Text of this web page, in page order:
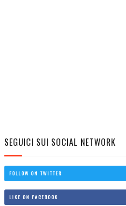
SEGUICI SUI SOCIAL NETWORK
FOLLOW ON TWITTER
LIKE ON FACEBOOK